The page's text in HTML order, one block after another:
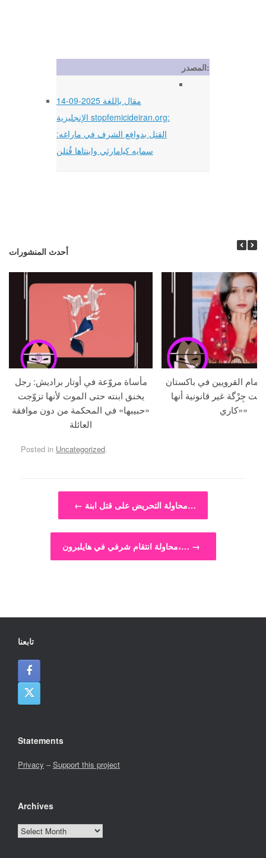
المصدر:
14-09-2025 مقال باللغة
الإنجليزية stopfemicideiran.org:
القتل بدوافع الشرف في ماراغه:
سمايه كيامارثي وابنتاها قُتلن
أحدث المنشورات
مأساة مروّعة في أوتار براديش: رجل
يخنق ابنته حتى الموت لأنها تزوّجت
«حبيبها» في المحكمة من دون موافقة
العائلة
أمام القرويين في باكستان
جِرْگة غير قانونية أنها
«كاري»
Posted in Uncategorized.
Post navigation
← محاولة التحريض على قتل ابنة…
محاولة انتقام شرفي في هايلبرون،… →
تابعنا
Statements
Privacy –Support this project
Archives
Archives